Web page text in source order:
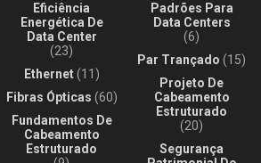
Eficiência
Energética De
Data Center
(23)
Ethernet(11)
Fibras Ópticas (60)
Fundamentos De
Cabeamento
Estruturado
Padrões Para
Data Centers
(6)
Par Trançado (15)
Projeto De
Cabeamento
Estruturado
(20)
Segurança